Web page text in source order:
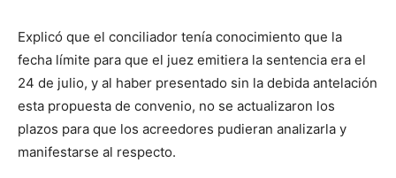
Explicó que el conciliador tenía conocimiento que la
fecha límite para que el juez emitiera la sentencia era el
24 de julio, y al haber presentado sin la debida antelación
esta propuesta de convenio, no se actualizaron los
plazos para que los acreedores pudieran analizarla y
manifestarse al respecto.